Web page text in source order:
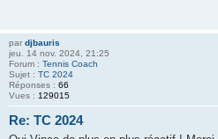
par djbauris
jeu. 14 nov. 2024, 21:25
Forum : Tennis Coach
Sujet : TC 2024
Réponses : 66
Vues : 129015
Re: TC 2024